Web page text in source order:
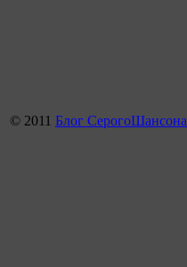
© 2011 Блог СерогоШансона